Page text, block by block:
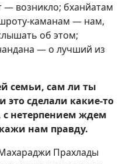
— возникло; бханйатам
каманам — нам,
об этом;
— о лучший из
семьи, сам ли ты
это сделали какие-то
с нетерпением ждем
нам правду.
Прахлады